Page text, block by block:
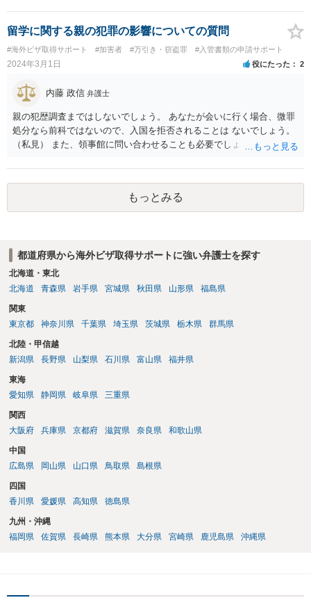
に渡米歴がある場合には過去に訪問した場所等を細かく聞かれ、その
中に矛盾があると入国を拒否される事例が実際に数多く見聞きされて
す。
留学に関する親の犯罪の影響についての質問
#海外ビザ取得サポート #加害者 #万引き・窃盗罪 #入管書類の申請サポート
2024年3月1日 役にたった 2
内藤 政信 弁護士
親の犯歴調査まではしないでしょう。 あなたが会いに行く場合、微罪
処分なら前科ではないので、入国を拒否されることは ないでしょう。
（私見） また、領事館に問い合わせることも必要でしょう。
もっとみる
都道府県から海外ビザ取得サポートに強い弁護士を探す
北海道・東北
北海道
青森県 岩手県 宮城県 秋田県 山形県 福島県
関東
東京都
神奈川県 千葉県 埼玉県 茨城県 栃木県 群馬県
北陸・甲信越
新潟県
長野県 山梨県 石川県 富山県 福井県
東海
愛知県
静岡県 岐阜県 三重県
関西
大阪府
兵庫県 京都府 滋賀県 奈良県 和歌山県
中国
広島県
岡山県 山口県 鳥取県 島根県
四国
香川県
愛媛県 高知県 徳島県
九州・沖縄
福岡県
佐賀県 長崎県 熊本県 大分県 宮崎県 鹿児島県 沖縄県